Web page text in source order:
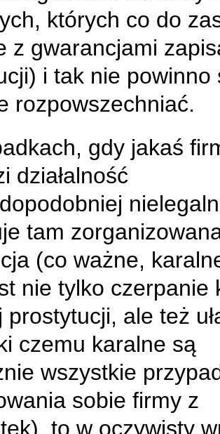
których co do
z gwarancjami
i tak nie powinno
rozpowszechniać.
gdy jakaś
działalność
tam
(co ważne,
nie tylko czerpanie
prostytucji, ale też
czemu karalne są
wszystkie
sobie firmy z
to w oczywisty